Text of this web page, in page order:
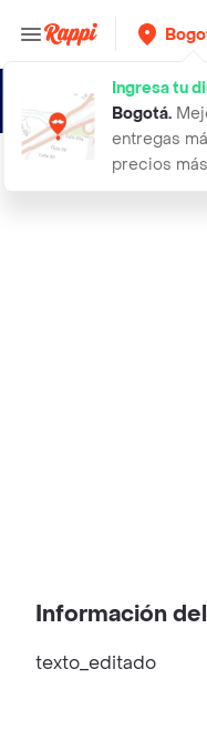
Ingresa tu
Bogotá.
entregas
precios
4c3it3 b3b3
Información
texto_editado